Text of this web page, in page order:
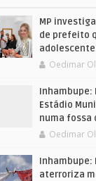
MP
de prefeito
Oedimar
Inhambupe:
Estádio
numa fossa
Oedimar
Inhambupe:
aterroriza